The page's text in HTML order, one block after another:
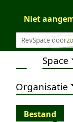
?
Niet
Space
Organisatie
Bestand